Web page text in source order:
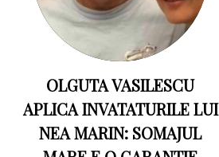
OLGUTA VASILESCU
APLICA INVATATURILE LUI
NEA MARIN: SOMAJUL